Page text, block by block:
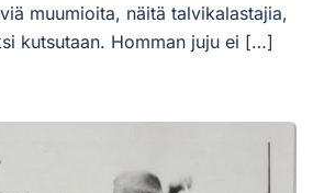
muumioita, näitä talvikalastajia,
kutsutaan. Homman juju ei […]